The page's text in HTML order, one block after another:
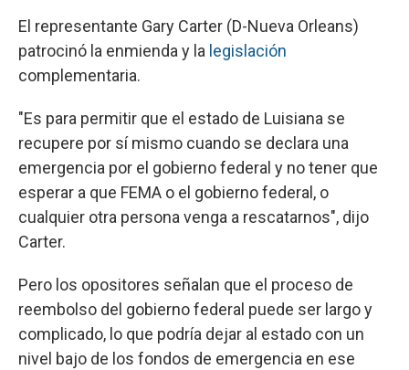
El representante Gary Carter (D-Nueva Orleans)
patrocinó la enmienda y la legislación
complementaria.
"Es para permitir que el estado de Luisiana se
recupere por sí mismo cuando se declara una
emergencia por el gobierno federal y no tener que
esperar a que FEMA o el gobierno federal, o
cualquier otra persona venga a rescatarnos", dijo
Carter.
Pero los opositores señalan que el proceso de
reembolso del gobierno federal puede ser largo y
complicado, lo que podría dejar al estado con un
nivel bajo de los fondos de emergencia en ese